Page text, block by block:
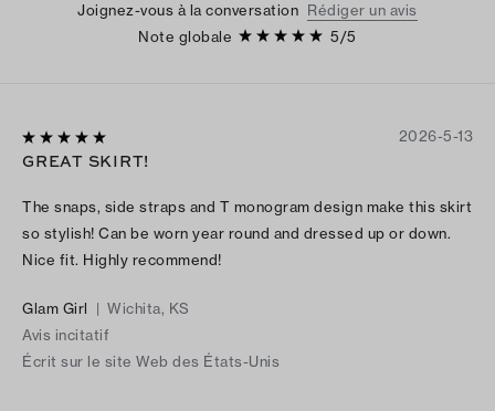
Joignez-vous à la conversation Rédiger un avis
Note globale
5/5
2026-5-13
GREAT SKIRT!
The snaps, side straps and T monogram design make this skirt
so stylish! Can be worn year round and dressed up or down.
Nice fit. Highly recommend!
Glam Girl | Wichita, KS
Avis incitatif
Écrit sur le site Web des États-Unis